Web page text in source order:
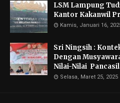
LSM Lampung
Kantor Kakanwil
Kamis, Januari 16,
Sri Ningsih :
Dengan
Nilai-Nilai
Selasa, Maret 25, 2025